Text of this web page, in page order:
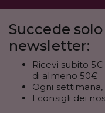
Succede
newsletter:
Ricevi subito
di almeno 50€
Ogni
I consigli dei